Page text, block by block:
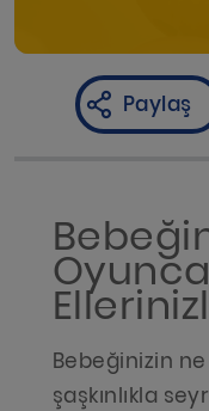
Paylaş
Bebeğinizin
şaşkınlıkla